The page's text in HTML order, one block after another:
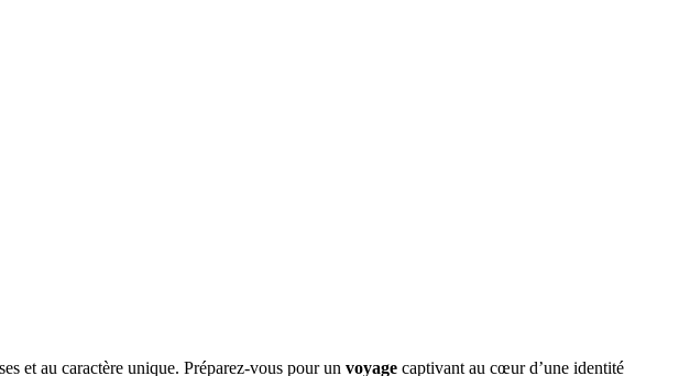
et au caractère unique. Préparez-vous pour un voyage captivant au cœur d’une identité